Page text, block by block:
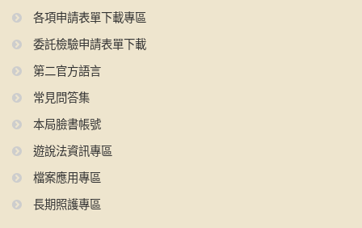
各項申請表單下載專區
委託檢驗申請表單下載
第二官方語言
常見問答集
本局臉書帳號
遊說法資訊專區
檔案應用專區
長期照護專區